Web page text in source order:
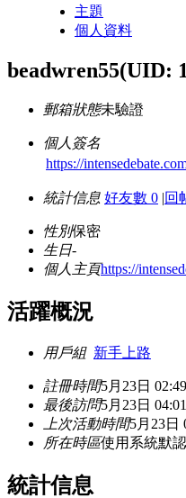
主題
個人資料
beadwren55(UID:
郵箱狀態未驗證
個人簽名
https://
統計信息 好友數 0 |回
性別保密
生日-
個人主頁https://
活躍概況
用戶組 新手上路
註冊時間5月23日 02:49
最後訪問5月23日 04:01
上次活動時間5月23日
所在時區使用系統默認
統計信息